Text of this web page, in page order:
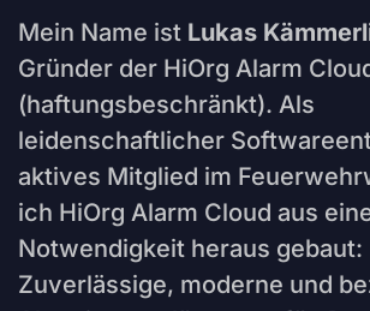
Mein Name ist Lukas
Gründer der HiOrg Alarm
(haftungsbeschränkt). Als
leidenschaftlicher
aktives Mitglied im
ich HiOrg Alarm Cloud aus
Notwendigkeit heraus gebaut:
Zuverlässige, moderne und